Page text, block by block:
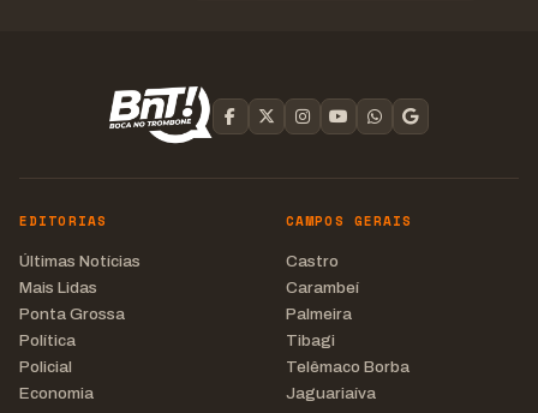
EDITORIAS
Últimas Notícias
Mais Lidas
Ponta Grossa
Política
Policial
Economia
CAMPOS GERAIS
Castro
Carambeí
Palmeira
Tibagi
Telêmaco Borba
Jaguariaíva